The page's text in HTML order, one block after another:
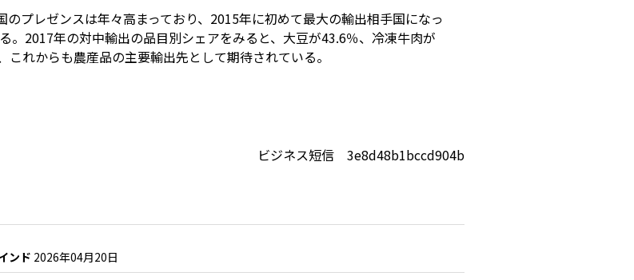
プレゼンスは年々高まっており、2015年に初めて最大の輸出相手国になっ
。2017年の対中輸出の品目別シェアをみると、大豆が43.6％、冷凍牛肉が
れからも農産品の主要輸出先として期待されている。
ビジネス短信 3e8d48b1bccd904b
ンド 2026年04月20日